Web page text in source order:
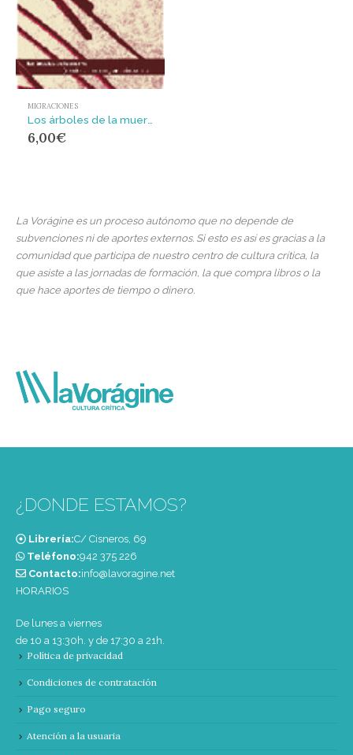
MIGRACIONES
6,00€
La Vorágine es un proceso autónomo que no depende de
subvenciones ni de aportes externos. Si esto es así es gracias a la
comunidad que participa de nuestro centro de cultura crítica, la
que asiste a las jornadas de formación, la que compra libros o la
que hace aportes de tiempo o dinero.
¿DONDE ESTAMOS?
Librería:C/ Cisneros, 69
Teléfono:‭942 375 226‬
Contacto:info@lavoragine.net
HORARIOS
De lunes a viernes
de 10 a 13:30h. y de 17:30 a 21h.
Política de privacidad
Condiciones de contratación
Pago seguro
Atención a la usuaria